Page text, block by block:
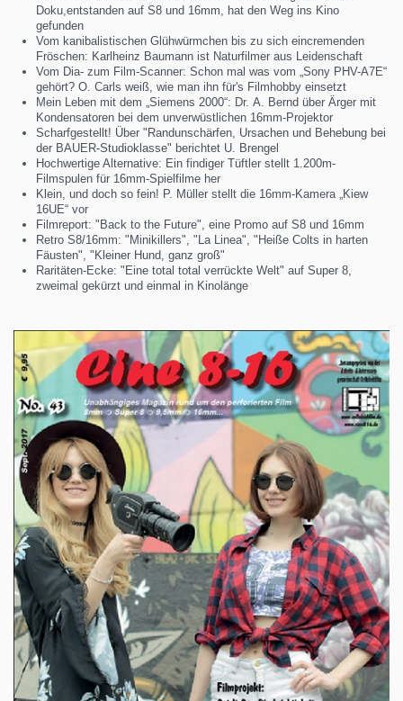
Doku,entstanden auf S8 und 16mm, hat den Weg ins Kino
gefunden
Vom kanibalistischen Glühwürmchen bis zu sich eincremenden
Fröschen: Karlheinz Baumann ist Naturfilmer aus Leidenschaft
Vom Dia- zum Film-Scanner: Schon mal was vom „Sony PHV-A7E“
gehört? O. Carls weiß, wie man ihn für's Filmhobby einsetzt
Mein Leben mit dem „Siemens 2000“: Dr. A. Bernd über Ärger mit
Kondensatoren bei dem unverwüstlichen 16mm-Projektor
Scharfgestellt! Über "Randunschärfen, Ursachen und Behebung bei
der BAUER-Studioklasse" berichtet U. Brengel
Hochwertige Alternative: Ein findiger Tüftler stellt 1.200m-
Filmspulen für 16mm-Spielfilme her
Klein, und doch so fein! P. Müller stellt die 16mm-Kamera „Kiew
16UE“ vor
Filmreport: "Back to the Future", eine Promo auf S8 und 16mm
Retro S8/16mm: "Minikillers", "La Linea", "Heiße Colts in harten
Fäusten", "Kleiner Hund, ganz groß"
Raritäten-Ecke: "Eine total total verrückte Welt" auf Super 8,
zweimal gekürzt und einmal in Kinolänge